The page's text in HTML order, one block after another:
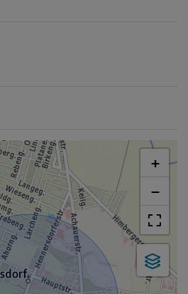
+
−